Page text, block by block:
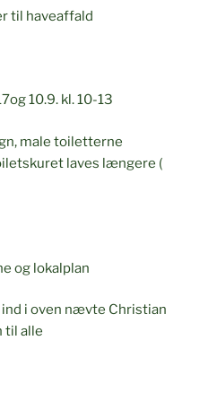
til haveaffald
10.9. kl. 10-13
male toiletterne
laves længere (
og lokalplan
i oven nævte Christian
til alle